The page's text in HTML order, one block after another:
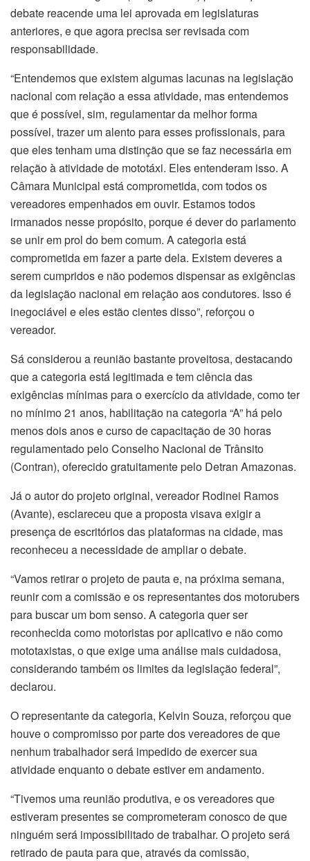
debate reacende uma lei aprovada em legislaturas
anteriores, e que agora precisa ser revisada com
responsabilidade.
“Entendemos que existem algumas lacunas na legislação
nacional com relação a essa atividade, mas entendemos
que é possível, sim, regulamentar da melhor forma
possível, trazer um alento para esses profissionais, para
que eles tenham uma distinção que se faz necessária em
relação à atividade de mototáxi. Eles entenderam isso. A
Câmara Municipal está comprometida, com todos os
vereadores empenhados em ouvir. Estamos todos
irmanados nesse propósito, porque é dever do parlamento
se unir em prol do bem comum. A categoria está
comprometida em fazer a parte dela. Existem deveres a
serem cumpridos e não podemos dispensar as exigências
da legislação nacional em relação aos condutores. Isso é
inegociável e eles estão cientes disso”, reforçou o
vereador.
Sá considerou a reunião bastante proveitosa, destacando
que a categoria está legitimada e tem ciência das
exigências mínimas para o exercício da atividade, como ter
no mínimo 21 anos, habilitação na categoria “A” há pelo
menos dois anos e curso de capacitação de 30 horas
regulamentado pelo Conselho Nacional de Trânsito
(Contran), oferecido gratuitamente pelo Detran Amazonas.
Já o autor do projeto original, vereador Rodinei Ramos
(Avante), esclareceu que a proposta visava exigir a
presença de escritórios das plataformas na cidade, mas
reconheceu a necessidade de ampliar o debate.
“Vamos retirar o projeto de pauta e, na próxima semana,
reunir com a comissão e os representantes dos motorubers
para buscar um bom senso. A categoria quer ser
reconhecida como motoristas por aplicativo e não como
mototaxistas, o que exige uma análise mais cuidadosa,
considerando também os limites da legislação federal”,
declarou.
O representante da categoria, Kelvin Souza, reforçou que
houve o compromisso por parte dos vereadores de que
nenhum trabalhador será impedido de exercer sua
atividade enquanto o debate estiver em andamento.
“Tivemos uma reunião produtiva, e os vereadores que
estiveram presentes se comprometeram conosco de que
ninguém será impossibilitado de trabalhar. O projeto será
retirado de pauta para que, através da comissão,